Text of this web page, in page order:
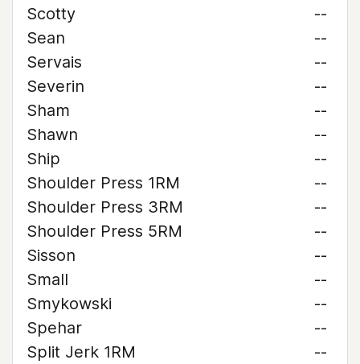
Scotty
--
Sean
--
Servais
--
Severin
--
Sham
--
Shawn
--
Ship
--
Shoulder Press 1RM
--
Shoulder Press 3RM
--
Shoulder Press 5RM
--
Sisson
--
Small
--
Smykowski
--
Spehar
--
Split Jerk 1RM
--